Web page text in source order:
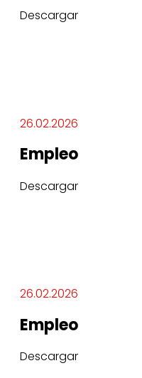
Descargar
26.02.2026
Empleo
Descargar
26.02.2026
Empleo
Descargar